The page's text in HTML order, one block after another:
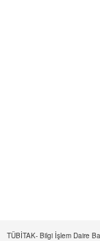
TÜBİTAK- Bilgi İşlem Daire